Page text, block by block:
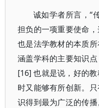
诚如学者所言，“
担负的一项重要使命
也是法学教材的本质
涵盖学科的主要知识点
[16] 也就是说，好的
时又能够有所创新。
识得到最为广泛的传